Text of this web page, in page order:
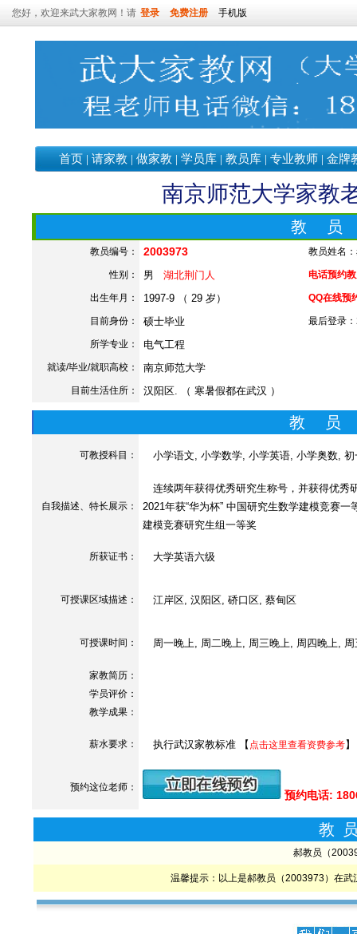
您好，欢迎来武大家教网！请 登录 免费注册 手机版
首页 | 请家教 | 做家教 | 学员库 | 教员库 | 专业教师 | 金牌
南京师范大学家教
教
教员编号： 2003973 教员姓名：
性别： 男 湖北荆门人 电话预约
出生年月： 1997-9 （ 29 岁） QQ在线预
目前身份： 硕士毕业 最后登录
所学专业： 电气工程
就读/毕业/就职高校： 南京师范大学
目前生活住所： 汉阳区. （ 寒暑假都在武汉 ）
教 员
可教授科目： 小学语文, 小学数学, 小学英语, 小学奥数,
自我描述、特长展示 ：
连续两年获得优秀研究生称号，并获得优秀
2021年获“华为杯” 中国研究生数学建模竞赛
建模竞赛研究生组一等奖
所获证书 ： 大学英语六级
可授课区域描述： 江岸区, 汉阳区, 硚口区, 蔡甸区
可授课时间： 周一晚上, 周二晚上, 周三晚上, 周四晚上,
家教简历：
学员评价：
教学成果：
薪水要求： 执行武汉家教标准 【 点击这里查看资费参考】
预约这位老师：
预约电话:
教
郝教员（
温馨提示：以上是郝教员（2003973）在